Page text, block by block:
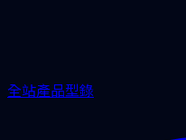
全站產品型錄